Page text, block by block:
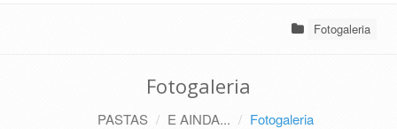
Fotogaleria
Fotogaleria
PASTAS E AINDA... Fotogaleria